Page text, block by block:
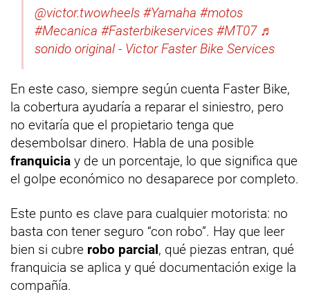
@victor.twowheels #Yamaha #motos
#Mecanica #Fasterbikeservices #MT07 ♬
sonido original - Victor Faster Bike Services
En este caso, siempre según cuenta Faster Bike,
la cobertura ayudaría a reparar el siniestro, pero
no evitaría que el propietario tenga que
desembolsar dinero. Habla de una posible
franquicia y de un porcentaje, lo que significa que
el golpe económico no desaparece por completo.
Este punto es clave para cualquier motorista: no
basta con tener seguro “con robo”. Hay que leer
bien si cubre robo parcial, qué piezas entran, qué
franquicia se aplica y qué documentación exige la
compañía.